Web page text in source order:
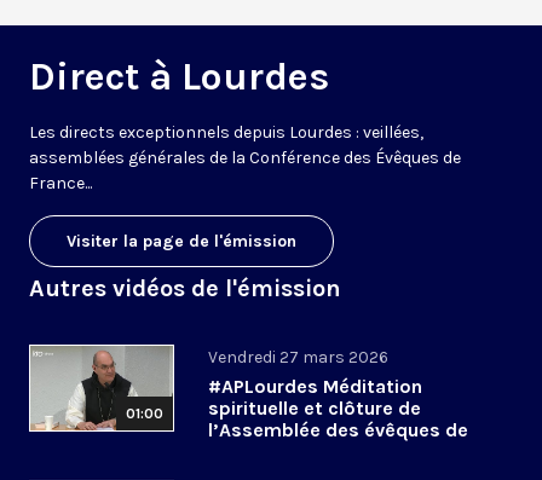
Direct à Lourdes
Les directs exceptionnels depuis Lourdes : veillées,
assemblées générales de la Conférence des Évêques de
France...
Visiter la page de l'émission
Autres vidéos de l'émission
01:00
Vendredi 27 mars 2026
#APLourdes Méditation
spirituelle et clôture de
l’Assemblée des évêques de